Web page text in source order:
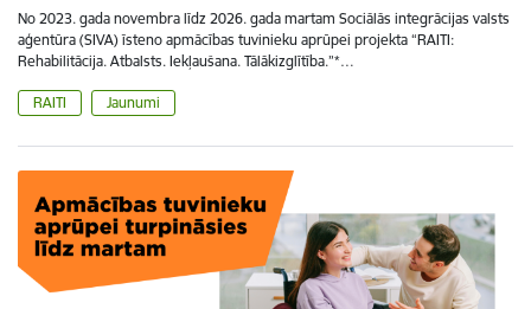
No 2023. gada novembra līdz 2026. gada martam Sociālās integrācijas valsts
aģentūra (SIVA) īsteno apmācības tuvinieku aprūpei projekta “RAITI:
Rehabilitācija. Atbalsts. Iekļaušana. Tālākizglītība.”*…
RAITI Jaunumi